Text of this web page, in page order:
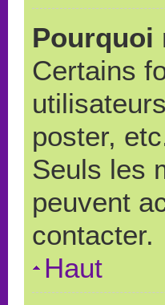
Pourquoi
Certains
poster,
Seuls les
peuvent
contacter.
Haut